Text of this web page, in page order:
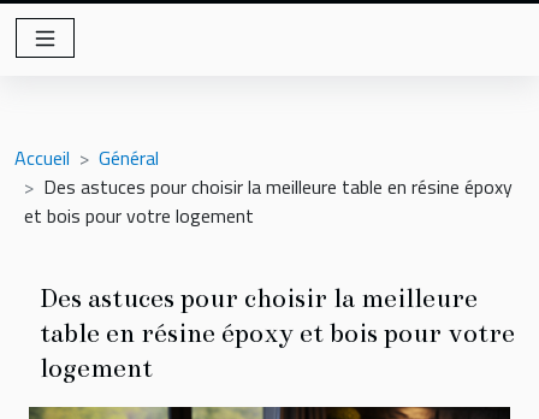
Accueil
Général
Des astuces pour choisir la meilleure table en résine époxy
et bois pour votre logement
Des astuces pour choisir la meilleure
table en résine époxy et bois pour votre
logement